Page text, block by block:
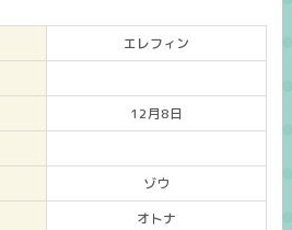
エレフィン
12月8日
ゾウ
オトナ